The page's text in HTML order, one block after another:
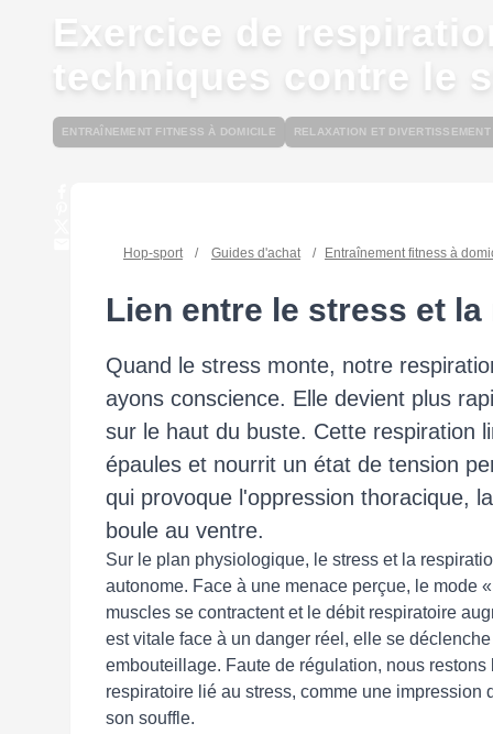
Exercice de
techniques contre le
ENTRAÎNEMENT FITNESS À DOMICILE RELAXATION ET DIVERTISSEMENT
Hop-sport / Guides d'achat / Entraînement fitness à
Lien entre le stress et
Quand le stress monte, notre
ayons conscience. Elle devient plus
sur le haut du buste. Cette respiration
épaules et nourrit un état de tension
qui provoque l'oppression thoracique,
boule au ventre.
Sur le plan physiologique, le stress et la
autonome. Face à une menace perçue, le mode
muscles se contractent et le débit respiratoire
est vitale face à un danger réel, elle se
embouteillage. Faute de régulation, nous
respiratoire lié au stress, comme une
son souffle.